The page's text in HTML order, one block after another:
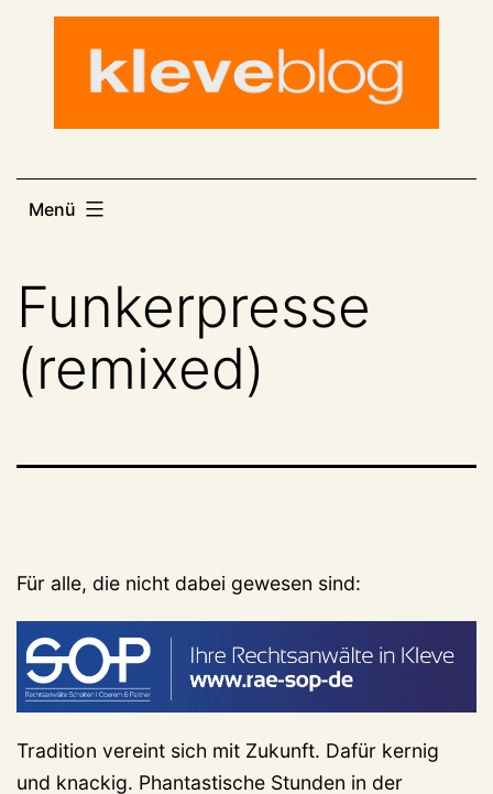
Menü
Funkerpresse
(remixed)
Für alle, die nicht dabei gewesen sind:
Tradition vereint sich mit Zukunft. Dafür kernig
und knackig. Phantastische Stunden in der